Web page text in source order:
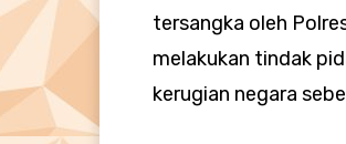
tersangka oleh
melakukan tindak
kerugian negara